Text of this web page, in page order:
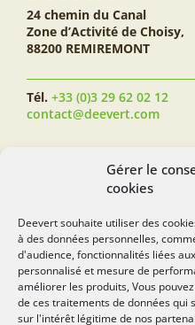
Gérer le
cookies
Deevert souhaite utiliser des
à des données personnelles,
d'audience, fonctionnalités liées
personnalisé et mesure de
améliorer les produits, Vous
de ces traitements de données qui
sur l'intérêt légitime de nos
24 chemin du Canal
Zone d’Activité de Choisy,
88200 REMIREMONT
Tél. +33 (0)3 29 62 02 12
contact@deevert.com
SUIVEZ-NOUS...
deevert.com